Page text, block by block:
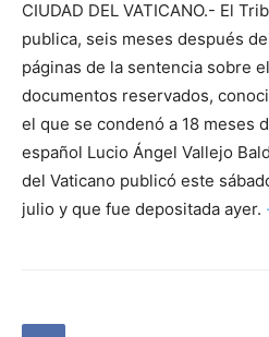
CIUDAD DEL VATICANO.- El
publica, seis meses después
páginas de la sentencia sobre
documentos reservados,
el que se condenó a 18 meses
español Lucio Ángel Vallejo
del Vaticano publicó este
julio y que fue depositada ayer.